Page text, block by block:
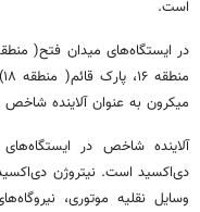
است.
میکرون به عنوان آلاینده
وسایل نقلیه موتوری،